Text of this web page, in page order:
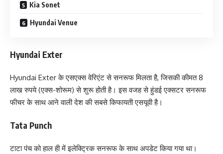
Kia Sonet
Hyundai Venue
Hyundai Exter
Hyundai Exter के एसएक्स वेरिएंट से सनरूफ मिलता है, जिसकी कीमत 8
लाख रुपये (एक्स-शोरूम) से शुरू होती है। इस वजह से हुंडई एक्सटर सनरूफ
फीचर के साथ आने वाली देश की सबसे किफायती एसयूवी है।
Tata Punch
टाटा पंच को हाल ही में इलेक्ट्रिक सनरूफ के साथ अपडेट किया गया था।